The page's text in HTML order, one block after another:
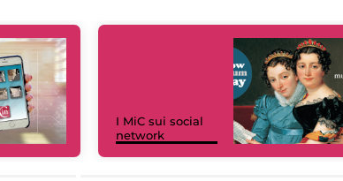
I MiC sui social
network